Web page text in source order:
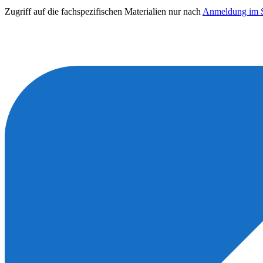
Zugriff auf die fachspezifischen Materialien nur nach Anmeldung im